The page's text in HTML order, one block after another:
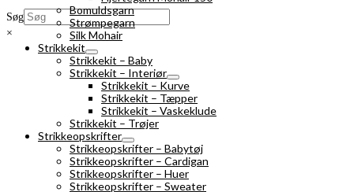
Søg
×
Bomuldsgarn
Strømpegarn
Silk Mohair
Strikkekit
Strikkekit – Baby
Strikkekit – Interiør
Strikkekit – Kurve
Strikkekit – Tæpper
Strikkekit – Vaskeklude
Strikkekit – Trøjer
Strikkeopskrifter
Strikkeopskrifter – Babytøj
Strikkeopskrifter – Cardigan
Strikkeopskrifter – Huer
Strikkeopskrifter – Sweater